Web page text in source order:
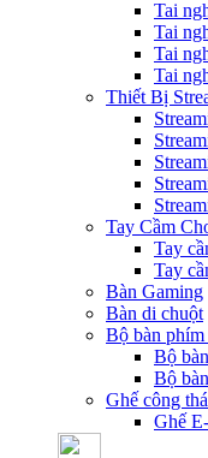
Tai
Tai
Tai
Tai
Thiết Bị
Tay Cầm
Tay
Tay
Bàn Gaming
Bàn di chuột
Bộ bàn phím
Bộ
Bộ
Ghế công
Ghế